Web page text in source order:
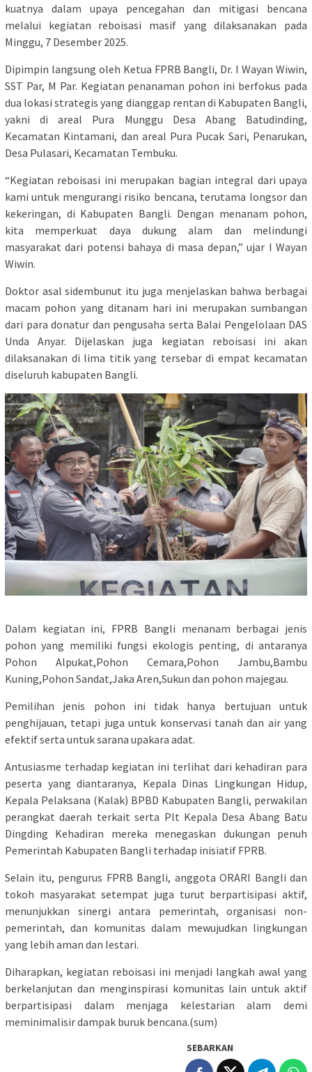
kuatnya dalam upaya pencegahan dan mitigasi bencana
melalui kegiatan reboisasi masif yang dilaksanakan pada
Minggu, 7 Desember 2025.
Dipimpin langsung oleh Ketua FPRB Bangli, Dr. I Wayan Wiwin,
SST Par, M Par. Kegiatan penanaman pohon ini berfokus pada
dua lokasi strategis yang dianggap rentan di Kabupaten Bangli,
yakni di areal Pura Munggu Desa Abang Batudinding,
Kecamatan Kintamani, dan areal Pura Pucak Sari, Penarukan,
Desa Pulasari, Kecamatan Tembuku.
“Kegiatan reboisasi ini merupakan bagian integral dari upaya
kami untuk mengurangi risiko bencana, terutama longsor dan
kekeringan, di Kabupaten Bangli. Dengan menanam pohon,
kita memperkuat daya dukung alam dan melindungi
masyarakat dari potensi bahaya di masa depan,” ujar I Wayan
Wiwin.
Doktor asal sidembunut itu juga menjelaskan bahwa berbagai
macam pohon yang ditanam hari ini merupakan sumbangan
dari para donatur dan pengusaha serta Balai Pengelolaan DAS
Unda Anyar. Dijelaskan juga kegiatan reboisasi ini akan
dilaksanakan di lima titik yang tersebar di empat kecamatan
diseluruh kabupaten Bangli.
Dalam kegiatan ini, FPRB Bangli menanam berbagai jenis
pohon yang memiliki fungsi ekologis penting, di antaranya
Pohon Alpukat,Pohon Cemara,Pohon Jambu,Bambu
Kuning,Pohon Sandat,Jaka Aren,Sukun dan pohon majegau.
Pemilihan jenis pohon ini tidak hanya bertujuan untuk
penghijauan, tetapi juga untuk konservasi tanah dan air yang
efektif serta untuk sarana upakara adat.
Antusiasme terhadap kegiatan ini terlihat dari kehadiran para
peserta yang diantaranya, Kepala Dinas Lingkungan Hidup,
Kepala Pelaksana (Kalak) BPBD Kabupaten Bangli, perwakilan
perangkat daerah terkait serta Plt Kepala Desa Abang Batu
Dingding Kehadiran mereka menegaskan dukungan penuh
Pemerintah Kabupaten Bangli terhadap inisiatif FPRB.
Selain itu, pengurus FPRB Bangli, anggota ORARI Bangli dan
tokoh masyarakat setempat juga turut berpartisipasi aktif,
menunjukkan sinergi antara pemerintah, organisasi non-
pemerintah, dan komunitas dalam mewujudkan lingkungan
yang lebih aman dan lestari.
Diharapkan, kegiatan reboisasi ini menjadi langkah awal yang
berkelanjutan dan menginspirasi komunitas lain untuk aktif
berpartisipasi dalam menjaga kelestarian alam demi
meminimalisir dampak buruk bencana.(sum)
SEBARKAN